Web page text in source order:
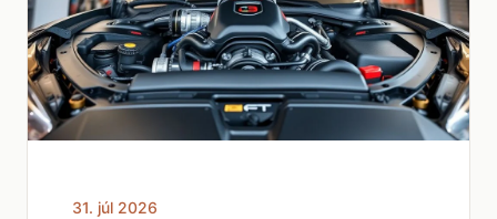
31. júl 2026